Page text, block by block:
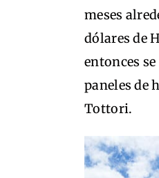
meses
dólares de
entonces
paneles de
Tottori.